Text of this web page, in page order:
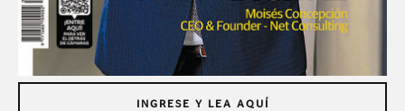
INGRESE Y LEA AQUÍ